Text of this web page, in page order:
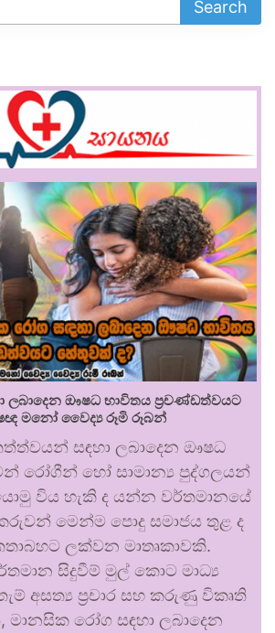
ලබාදෙන ඖෂධ භාවිතය ප්‍රචණ්ඩත්වයට
මනෝ වෛද්‍ය රූමි රූබන්
සඳහා ලබාදෙන ඖෂධ
රෝගීන් හෝ සාමාන්‍ය පුද්ගලයන්
විය හැකි ද යන්න වර්තමානයේ
මෙන්ම පොදු සමාජය තුළ ද
ලක්වන මාතෘකාවකි.
සිදුවීම් මුල් කොට මාධ්‍ය
අසත්‍ය ප්‍රචාර සහ කරුණු විකෘති
රෝග සඳහා ලබාදෙන